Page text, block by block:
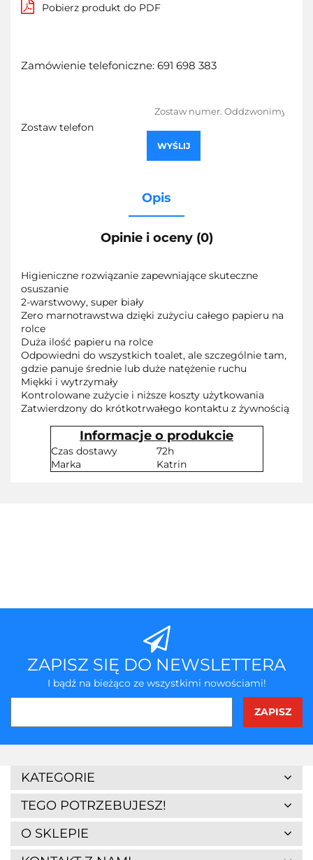
Pobierz produkt do PDF
Zamówienie telefoniczne: 691 698 383
Zostaw telefon
WYŚLIJ
Opis
Opinie i oceny (0)
Higieniczne rozwiązanie zapewniające skuteczne
osuszanie
2-warstwowy, super biały
Zero marnotrawstwa dzięki zużyciu całego papieru na
rolce
Duża ilość papieru na rolce
Odpowiedni do wszystkich toalet, ale szczególnie tam,
gdzie panuje średnie lub duże natężenie ruchu
Miękki i wytrzymały
Kontrolowane zużycie i niższe koszty użytkowania
Zatwierdzony do krótkotrwałego kontaktu z żywnością
Informacje o produkcie
Czas dostawy
72h
Marka
Katrin
ZAPISZ SIĘ DO NEWSLETTERA
I bądź na bieżąco ze wszystkimi nowościami!
KATEGORIE
TEGO POTRZEBUJESZ!
O SKLEPIE